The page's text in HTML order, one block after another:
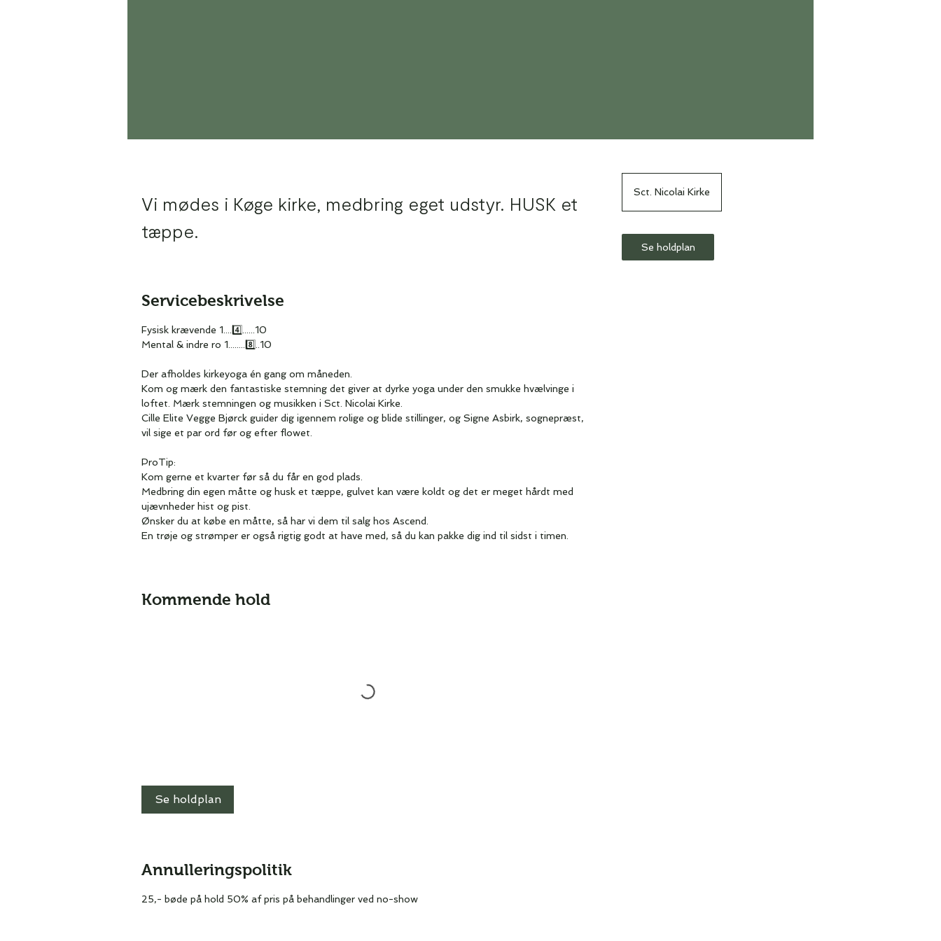
Vi mødes i Køge kirke, medbring eget udstyr. HUSK et
tæppe.
Servicebeskrivelse
Fysisk krævende 1....4️⃣......10
Mental & indre ro 1........8️⃣..10
Der afholdes kirkeyoga én gang om måneden.
Kom og mærk den fantastiske stemning det giver at dyrke yoga under den smukke hvælvinge i
loftet. Mærk stemningen og musikken i Sct. Nicolai Kirke.
Cille Elite Vegge Bjørck guider dig igennem rolige og blide stillinger, og Signe Asbirk, sognepræst,
vil sige et par ord før og efter flowet.
ProTip:
Kom gerne et kvarter før så du får en god plads.
Medbring din egen måtte og husk et tæppe, gulvet kan være koldt og det er meget hårdt med
ujævnheder hist og pist.
Ønsker du at købe en måtte, så har vi dem til salg hos Ascend.
En trøje og strømper er også rigtig godt at have med, så du kan pakke dig ind til sidst i timen.
Kommende hold
Se holdplan
Annulleringspolitik
25,- bøde på hold 50% af pris på behandlinger ved no-show
Sct. Nicolai Kirke
Se holdplan